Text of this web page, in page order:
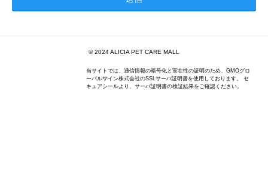
© 2024 ALICIA PET CARE MALL
当サイトでは、通信情報の暗号化と実在性の証明のため、GMOグロ
ーバルサイン株式会社のSSLサーバ証明書を使用しております。 セ
キュアシールより、サーバ証明書の検証結果をご確認ください。